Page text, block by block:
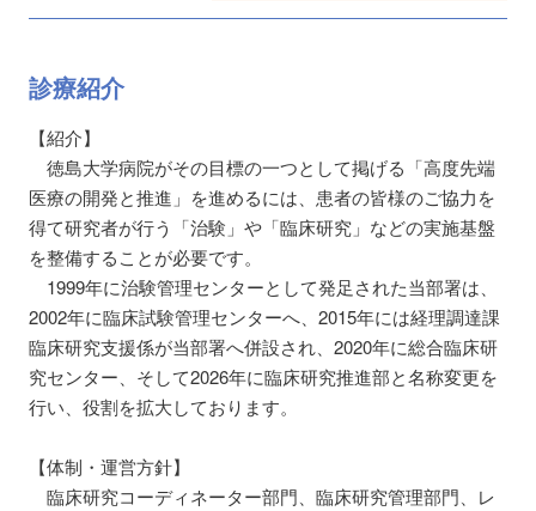
診療紹介
【紹介】
徳島大学病院がその目標の一つとして掲げる「高度先端
医療の開発と推進」を進めるには、患者の皆様のご協力を
得て研究者が行う「治験」や「臨床研究」などの実施基盤
を整備することが必要です。
1999年に治験管理センターとして発足された当部署は、
2002年に臨床試験管理センターへ、2015年には経理調達課
臨床研究支援係が当部署へ併設され、2020年に総合臨床研
究センター、そして2026年に臨床研究推進部と名称変更を
行い、役割を拡大しております。
【体制・運営方針】
臨床研究コーディネーター部門、臨床研究管理部門、レ